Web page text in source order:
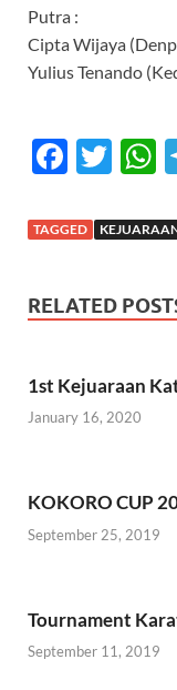
Putra :
Cipta Wijaya
Yulius Tenando
F
e
o
o
k
T
itt
p
p
TAGGED
RELATED
1st Kejuaraan
January 16, 2020
KOKORO CUP
September 25, 2019
Tournament
September 11, 2019